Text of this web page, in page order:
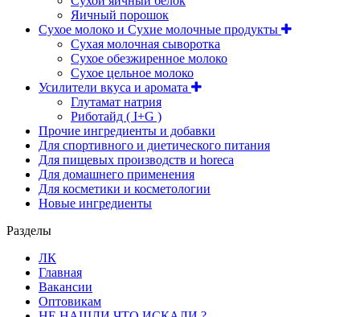
Яичный порошок
Сухое молоко и Сухие молочные продукты
Сухая молочная сыворотка
Сухое обезжиренное молоко
Сухое цельное молоко
Усилители вкуса и аромата
Глутамат натрия
Риботайд ( I+G )
Прочие ингредиенты и добавки
Для спортивного и диетического питания
Для пищевых производств и horeca
Для домашнего применения
Для косметики и косметологии
Новые ингредиенты
Разделы
ЛК
Главная
Вакансии
Оптовикам